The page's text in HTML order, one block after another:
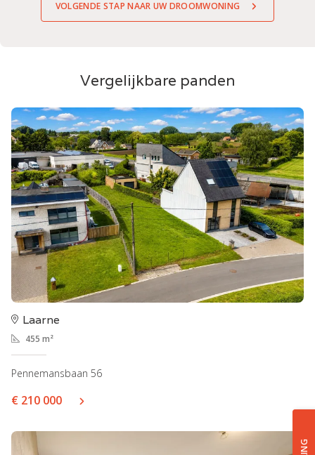
VOLGENDE STAP NAAR UW DROOMWONING
Vergelijkbare panden
Laarne
455 m²
Pennemansbaan 56
€ 210 000